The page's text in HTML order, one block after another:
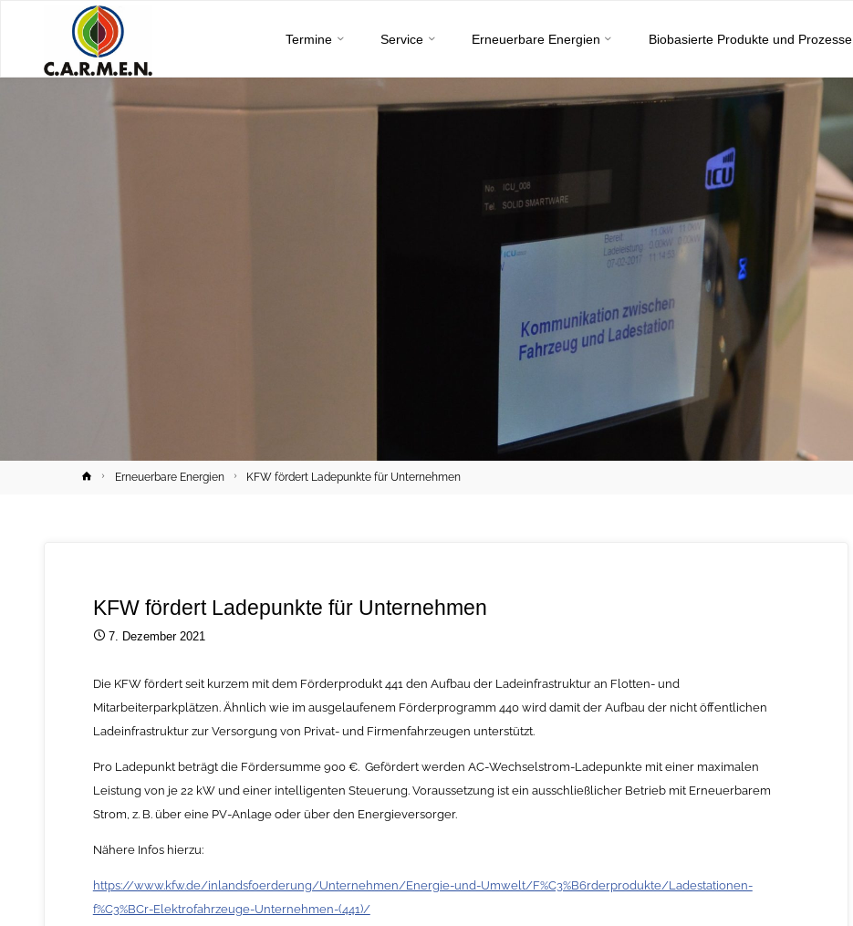
Termine Service Erneuerbare Energien Biobasierte Produkte und Prozesse
HomeErneuerbare Energien KFW fördert Ladepunkte für Unternehmen
KFW fördert Ladepunkte für Unternehmen
7. Dezember 2021
Die KFW fördert seit kurzem mit dem Förderprodukt 441 den Aufbau der Ladeinfrastruktur an Flotten- und
Mitarbeiterparkplätzen. Ähnlich wie im ausgelaufenem Förderprogramm 440 wird damit der Aufbau der nicht öffentlichen
Ladeinfrastruktur zur Versorgung von Privat- und Firmenfahrzeugen unterstützt.
Pro Ladepunkt beträgt die Fördersumme 900 €. Gefördert werden AC-Wechselstrom-Ladepunkte mit einer maximalen
Leistung von je 22 kW und einer intelligenten Steuerung. Voraussetzung ist ein ausschließlicher Betrieb mit Erneuerbarem
Strom, z. B. über eine PV-Anlage oder über den Energieversorger.
Nähere Infos hierzu:
https://www.kfw.de/inlandsfoerderung/Unternehmen/Energie-und-Umwelt/F%C3%B6rderprodukte/Ladestationen-
f%C3%BCr-Elektrofahrzeuge-Unternehmen-(441)/